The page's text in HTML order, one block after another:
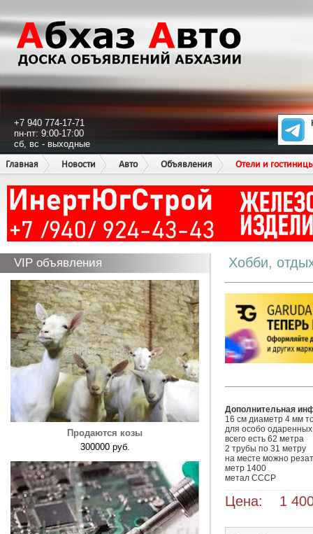
+7 940 774-17-71
пн-пт: 9:00-17:00
сб, вс - выходные
Главная
Новости Авто Объявления Отели и
VIP объявления
Продаются козы
300000 руб.
Хобби,
Дополнительная
16 см диаметр 4 мм
для особо одаренных
всего есть 62 метра
2 трубы по 31 метру
на месте можно
метр 1400
метал СССР
Цена: 1